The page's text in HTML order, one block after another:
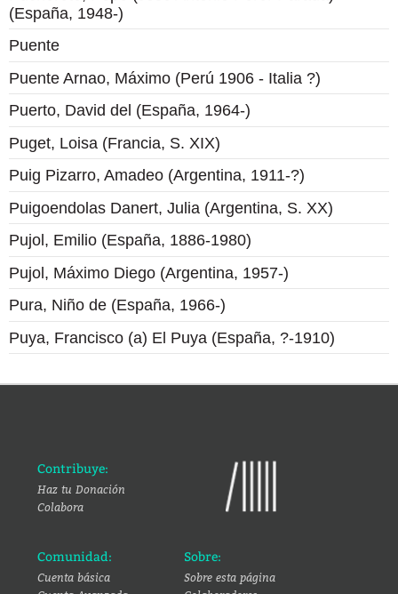
(España, 1948-)
Puente
Puente Arnao, Máximo (Perú 1906 - Italia ?)
Puerto, David del (España, 1964-)
Puget, Loisa (Francia, S. XIX)
Puig Pizarro, Amadeo (Argentina, 1911-?)
Puigoendolas Danert, Julia (Argentina, S. XX)
Pujol, Emilio (España, 1886-1980)
Pujol, Máximo Diego (Argentina, 1957-)
Pura, Niño de (España, 1966-)
Puya, Francisco (a) El Puya (España, ?-1910)
Contribuye:
Haz tu Donación
Colabora
Comunidad:
Cuenta básica
Sobre:
Sobre esta página